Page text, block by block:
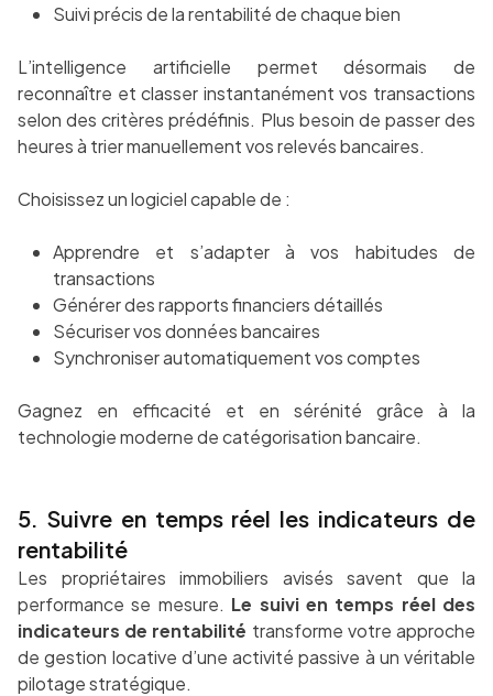
Suivi précis de la rentabilité de chaque bien
L’intelligence artificielle permet désormais de
reconnaître et classer instantanément vos transactions
selon des critères prédéfinis. Plus besoin de passer des
heures à trier manuellement vos relevés bancaires.
Choisissez un logiciel capable de :
Apprendre et s’adapter à vos habitudes de
transactions
Générer des rapports financiers détaillés
Sécuriser vos données bancaires
Synchroniser automatiquement vos comptes
Gagnez en efficacité et en sérénité grâce à la
technologie moderne de catégorisation bancaire.
5. Suivre en temps réel les indicateurs de
rentabilité
Les propriétaires immobiliers avisés savent que la
performance se mesure. Le suivi en temps réel des
indicateurs de rentabilité transforme votre approche
de gestion locative d’une activité passive à un véritable
pilotage stratégique.